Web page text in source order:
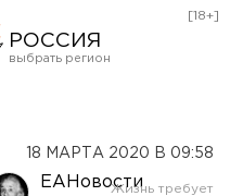
РОССИЯ
[18+]
18 МАРТА 2020 В 09:58
ЕАНовости